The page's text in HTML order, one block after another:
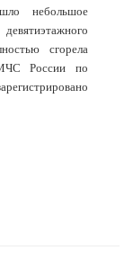
небольшое
сгорела
России по